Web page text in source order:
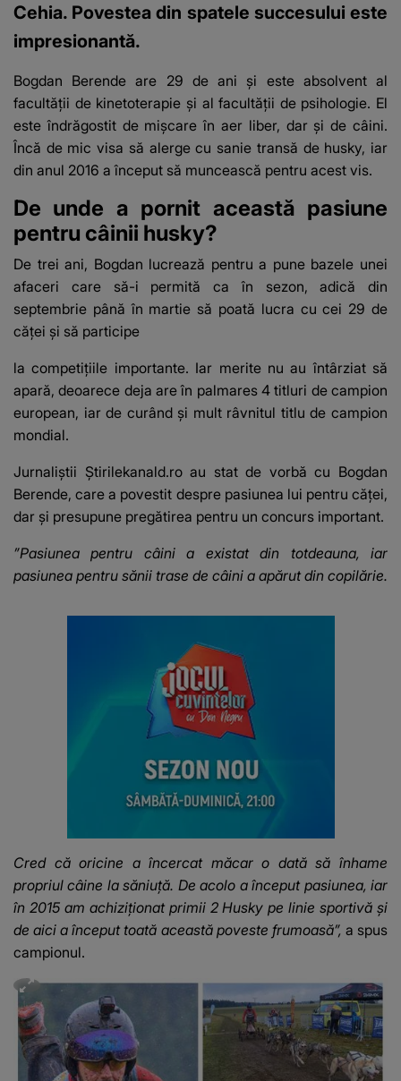
Cehia. Povestea din spatele succesului este
impresionantă.
Bogdan Berende are 29 de ani și este absolvent al
facultății de kinetoterapie și al facultății de psihologie. El
este îndrăgostit de mișcare în aer liber, dar și de câini.
Încă de mic visa să alerge cu sanie transă de husky, iar
din anul 2016 a început să muncească pentru acest vis.
De unde a pornit această pasiune
pentru câinii husky?
De trei ani, Bogdan lucrează pentru a pune bazele unei
afaceri care să-i permită ca în sezon, adică din
septembrie până în martie să poată lucra cu cei 29 de
căței și să participe
la competițiile importante. Iar merite nu au întârziat să
apară, deoarece deja are în palmares 4 titluri de campion
european, iar de curând și mult râvnitul titlu de campion
mondial.
Jurnaliștii Știrilekanald.ro au stat de vorbă cu Bogdan
Berende, care a povestit despre pasiunea lui pentru căței,
dar și presupune pregătirea pentru un concurs important.
”Pasiunea pentru câini a existat din totdeauna, iar
pasiunea pentru sănii trase de câini a apărut din copilărie.
Cred că oricine a încercat măcar o dată să înhame
propriul câine la săniuță. De acolo a început pasiunea, iar
în 2015 am achiziționat primii 2 Husky pe linie sportivă și
de aici a început toată această poveste frumoasă”, a spus
campionul.